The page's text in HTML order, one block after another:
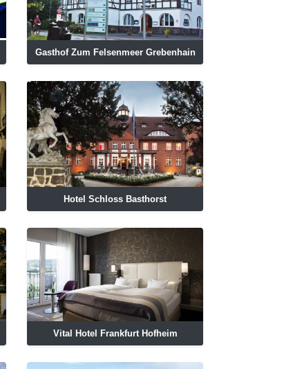
Gasthof Zum Felsenmeer Grebenhain
Hotel Schloss Basthorst
Vital Hotel Frankfurt Hofheim